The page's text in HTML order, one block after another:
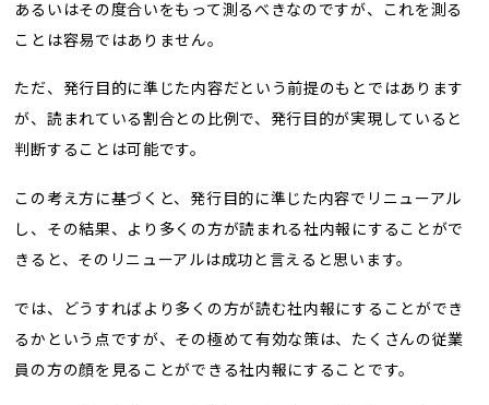
あるいはその度合いをもって測るべきなのですが、これを測る
ことは容易ではありません。
ただ、発行目的に準じた内容だという前提のもとではあります
が、読まれている割合との比例で、発行目的が実現していると
判断することは可能です。
この考え方に基づくと、発行目的に準じた内容でリニューアル
し、その結果、より多くの方が読まれる社内報にすることがで
きると、そのリニューアルは成功と言えると思います。
では、どうすればより多くの方が読む社内報にすることができ
るかという点ですが、その極めて有効な策は、たくさんの従業
員の方の顔を見ることができる社内報にすることです。